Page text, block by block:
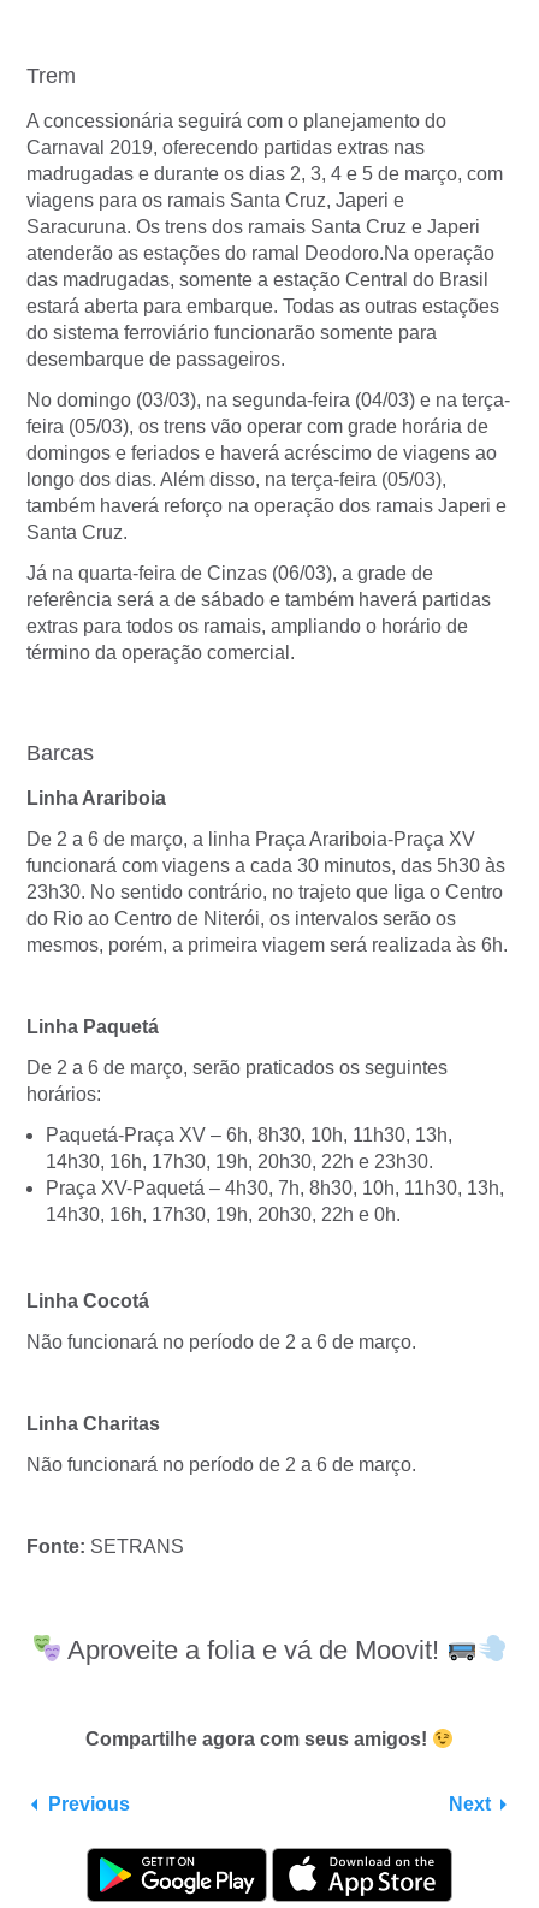
Trem
A concessionária seguirá com o planejamento do
Carnaval 2019, oferecendo partidas extras nas
madrugadas e durante os dias 2, 3, 4 e 5 de março, com
viagens para os ramais Santa Cruz, Japeri e
Saracuruna. Os trens dos ramais Santa Cruz e Japeri
atenderão as estações do ramal Deodoro.Na operação
das madrugadas, somente a estação Central do Brasil
estará aberta para embarque. Todas as outras estações
do sistema ferroviário funcionarão somente para
desembarque de passageiros.
No domingo (03/03), na segunda-feira (04/03) e na terça-
feira (05/03), os trens vão operar com grade horária de
domingos e feriados e haverá acréscimo de viagens ao
longo dos dias. Além disso, na terça-feira (05/03),
também haverá reforço na operação dos ramais Japeri e
Santa Cruz.
Já na quarta-feira de Cinzas (06/03), a grade de
referência será a de sábado e também haverá partidas
extras para todos os ramais, ampliando o horário de
término da operação comercial.
Barcas
Linha Arariboia
De 2 a 6 de março, a linha Praça Arariboia-Praça XV
funcionará com viagens a cada 30 minutos, das 5h30 às
23h30. No sentido contrário, no trajeto que liga o Centro
do Rio ao Centro de Niterói, os intervalos serão os
mesmos, porém, a primeira viagem será realizada às 6h.
Linha Paquetá
De 2 a 6 de março, serão praticados os seguintes
horários:
Paquetá-Praça XV – 6h, 8h30, 10h, 11h30, 13h,
14h30, 16h, 17h30, 19h, 20h30, 22h e 23h30.
Praça XV-Paquetá – 4h30, 7h, 8h30, 10h, 11h30, 13h,
14h30, 16h, 17h30, 19h, 20h30, 22h e 0h.
Linha Cocotá
Não funcionará no período de 2 a 6 de março.
Linha Charitas
Não funcionará no período de 2 a 6 de março.
Fonte: SETRANS
Aproveite a folia e vá de Moovit!
Compartilhe agora com seus amigos!
Previous Next